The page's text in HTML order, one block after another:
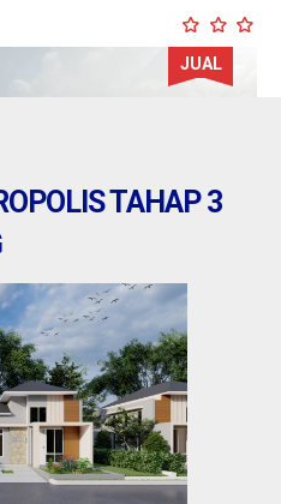
JUAL
maja
TAHAP 3